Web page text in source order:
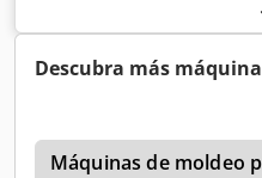
Descubra más
Máquinas de moldeo